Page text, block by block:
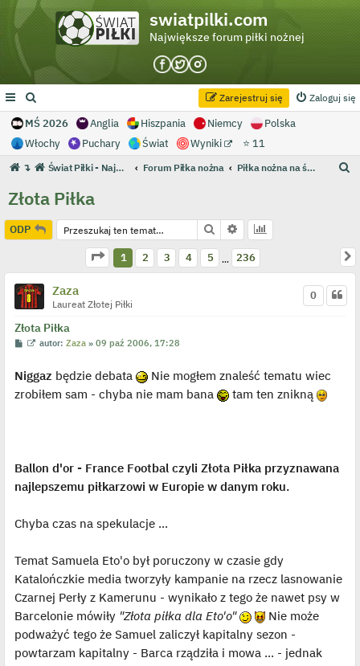
swiatpilki.com
Największe forum piłki nożnej
Zaloguj się
Zarejestruj się
MŚ 2026 Anglia Hiszpania Niemcy
Polska
Włochy
Puchary Świat Wyniki ⭐ 11
↴ Świat Piłki - Największe forum piłki nożnej Forum Piłka nożna Piłka nożna na świecie
j
Złota Piłka
ODP Szukaj Wyszukiwanie
Strona 1 z 236
1 2 3 4 5 … 236
Zaza
Laureat Złotej Piłki
Złota Piłka
0
P
t
W
w
i
e
d
n
y
p
t
autor:Zaza »09 paź 2006, 17:28
Niggaz będzie debata
Nie mogłem znaleść tematu wiec
zrobiłem sam - chyba nie mam bana
tam ten znikną
Ballon d'or - France Footbal czyli Złota Piłka przyznawana
najlepszemu piłkarzowi w Europie w danym roku.
Chyba czas na spekulacje ...
Temat Samuela Eto'o był poruczony w czasie gdy
Katalończkie media tworzyły kampanie na rzecz lasnowanie
Czarnej Perły z Kamerunu - wynikało z tego że nawet psy w
Barcelonie mówiły "Złota piłka dla Eto'o"
Nie może
podważyć tego że Samuel zaliczył kapitalny sezon -
powtarzam kapitalny - Barca rządziła i mowa ... - jednak